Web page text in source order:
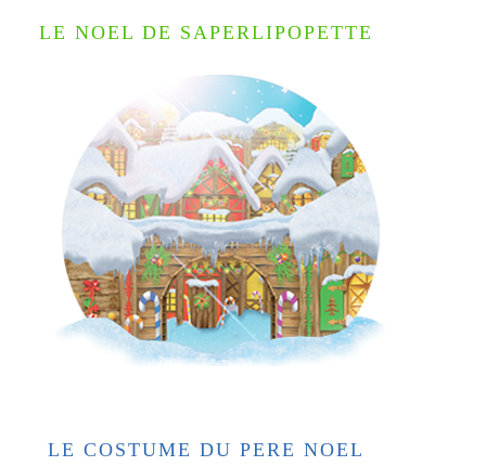
LE NOEL DE SAPERLIPOPETTE
LE COSTUME DU PERE NOEL